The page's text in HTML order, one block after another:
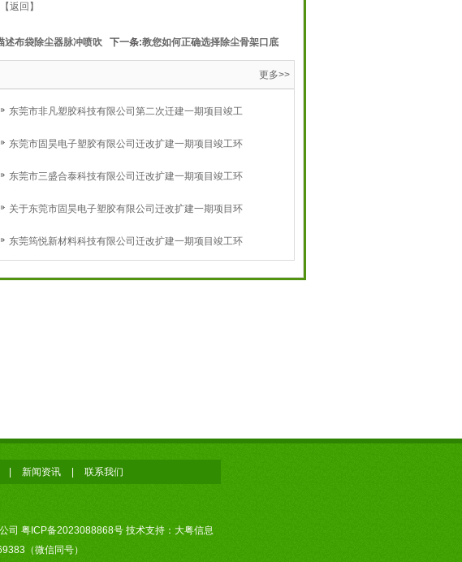
【返回】
述布袋除尘器脉冲喷吹 下一条:教您如何正确选择除尘骨架口底
更多>>
东莞市非凡塑胶科技有限公司第二次迁建一期项目竣工
东莞市固昊电子塑胶有限公司迁改扩建一期项目竣工环
东莞市三盛合泰科技有限公司迁改扩建一期项目竣工环
关于东莞市固昊电子塑胶有限公司迁改扩建一期项目环
东莞筠悦新材料科技有限公司迁改扩建一期项目竣工环
境保护验收意见
新闻资讯 联系我们
司 粤ICP备2023088868号 技术支持：大粤信息
（微信同号）